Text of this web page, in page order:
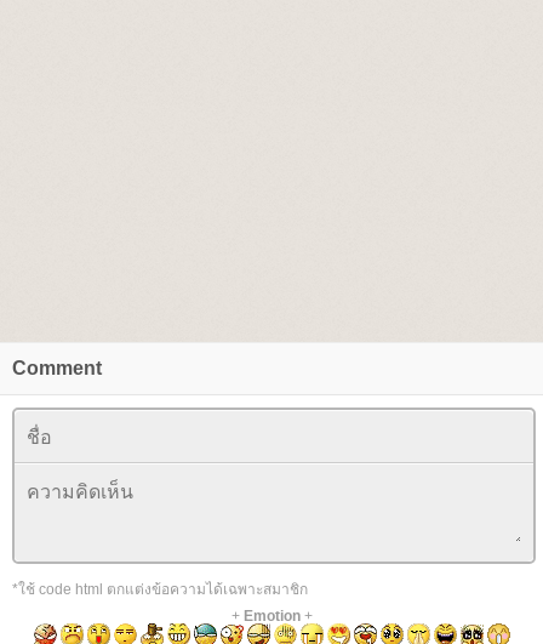
Comment
*ใช้ code html ตกแต่งข้อความได้เฉพาะสมาชิก
+ Emotion+